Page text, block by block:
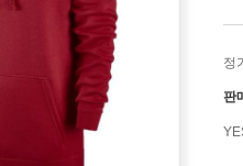
정
판